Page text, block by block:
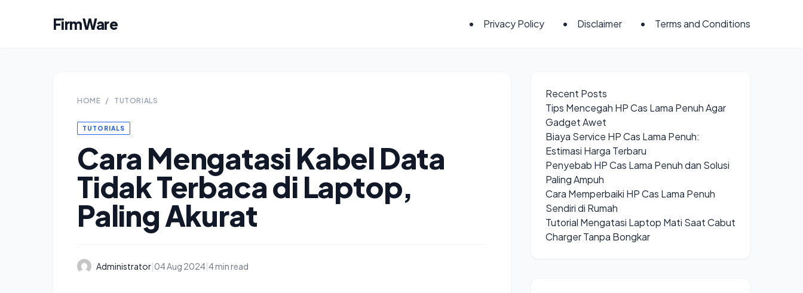
FirmWare Privacy Policy Disclaimer Terms and Conditions
HOME / TUTORIALS
TUTORIALS
Cara Mengatasi Kabel Data
Tidak Terbaca di Laptop,
Paling Akurat
Administrator|04 Aug 2024|4 min read
Recent Posts
Tips Mencegah HP Cas Lama Penuh Agar
Gadget Awet
Biaya Service HP Cas Lama Penuh:
Estimasi Harga Terbaru
Penyebab HP Cas Lama Penuh dan Solusi
Paling Ampuh
Cara Memperbaiki HP Cas Lama Penuh
Sendiri di Rumah
Tutorial Mengatasi Laptop Mati Saat Cabut
Charger Tanpa Bongkar